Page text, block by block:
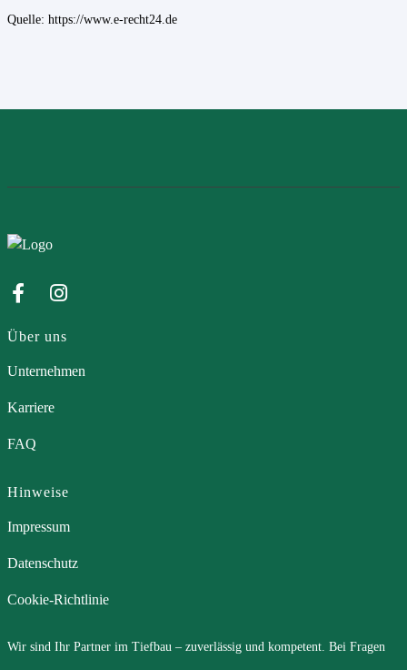
Quelle: https://www.e-recht24.de
Über uns
Unternehmen
Karriere
FAQ
Hinweise
Impressum
Datenschutz
Cookie-Richtlinie
Wir sind Ihr Partner im Tiefbau – zuverlässig und kompetent. Bei Fragen